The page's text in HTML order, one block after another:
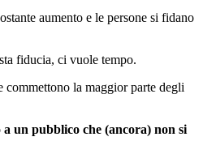
aumento e le persone si fidano
fiducia, ci vuole tempo.
commettono la maggior parte degli
un pubblico che (ancora) non si